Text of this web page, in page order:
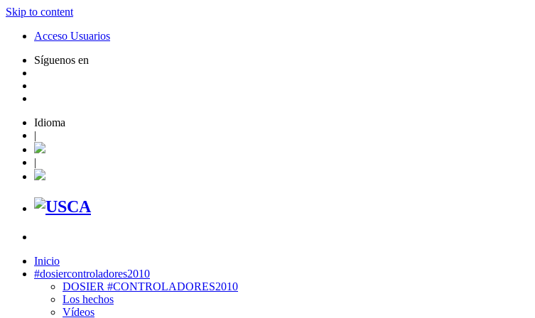
Skip to content
Acceso Usuarios
Síguenos en
Idioma
|
|
Inicio
#dosiercontroladores2010
DOSIER #CONTROLADORES2010
Los hechos
Vídeos